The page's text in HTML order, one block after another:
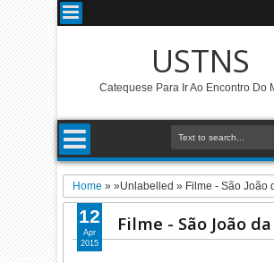
USTNS
Catequese Para Ir Ao Encontro Do
Home » »Unlabelled » Filme - São João
Filme - São João
12
Apr
2015